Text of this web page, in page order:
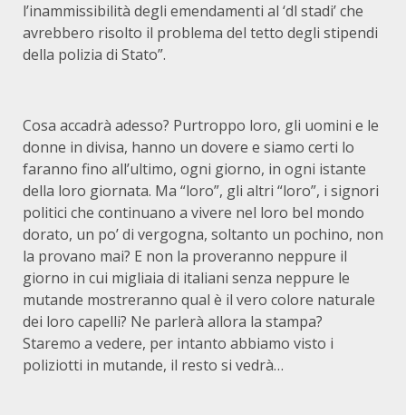
l’inammissibilità degli emendamenti al ‘dl stadi’ che
avrebbero risolto il problema del tetto degli stipendi
della polizia di Stato”.
Cosa accadrà adesso? Purtroppo loro, gli uomini e le
donne in divisa, hanno un dovere e siamo certi lo
faranno fino all’ultimo, ogni giorno, in ogni istante
della loro giornata. Ma “loro”, gli altri “loro”, i signori
politici che continuano a vivere nel loro bel mondo
dorato, un po’ di vergogna, soltanto un pochino, non
la provano mai? E non la proveranno neppure il
giorno in cui migliaia di italiani senza neppure le
mutande mostreranno qual è il vero colore naturale
dei loro capelli? Ne parlerà allora la stampa?
Staremo a vedere, per intanto abbiamo visto i
poliziotti in mutande, il resto si vedrà…